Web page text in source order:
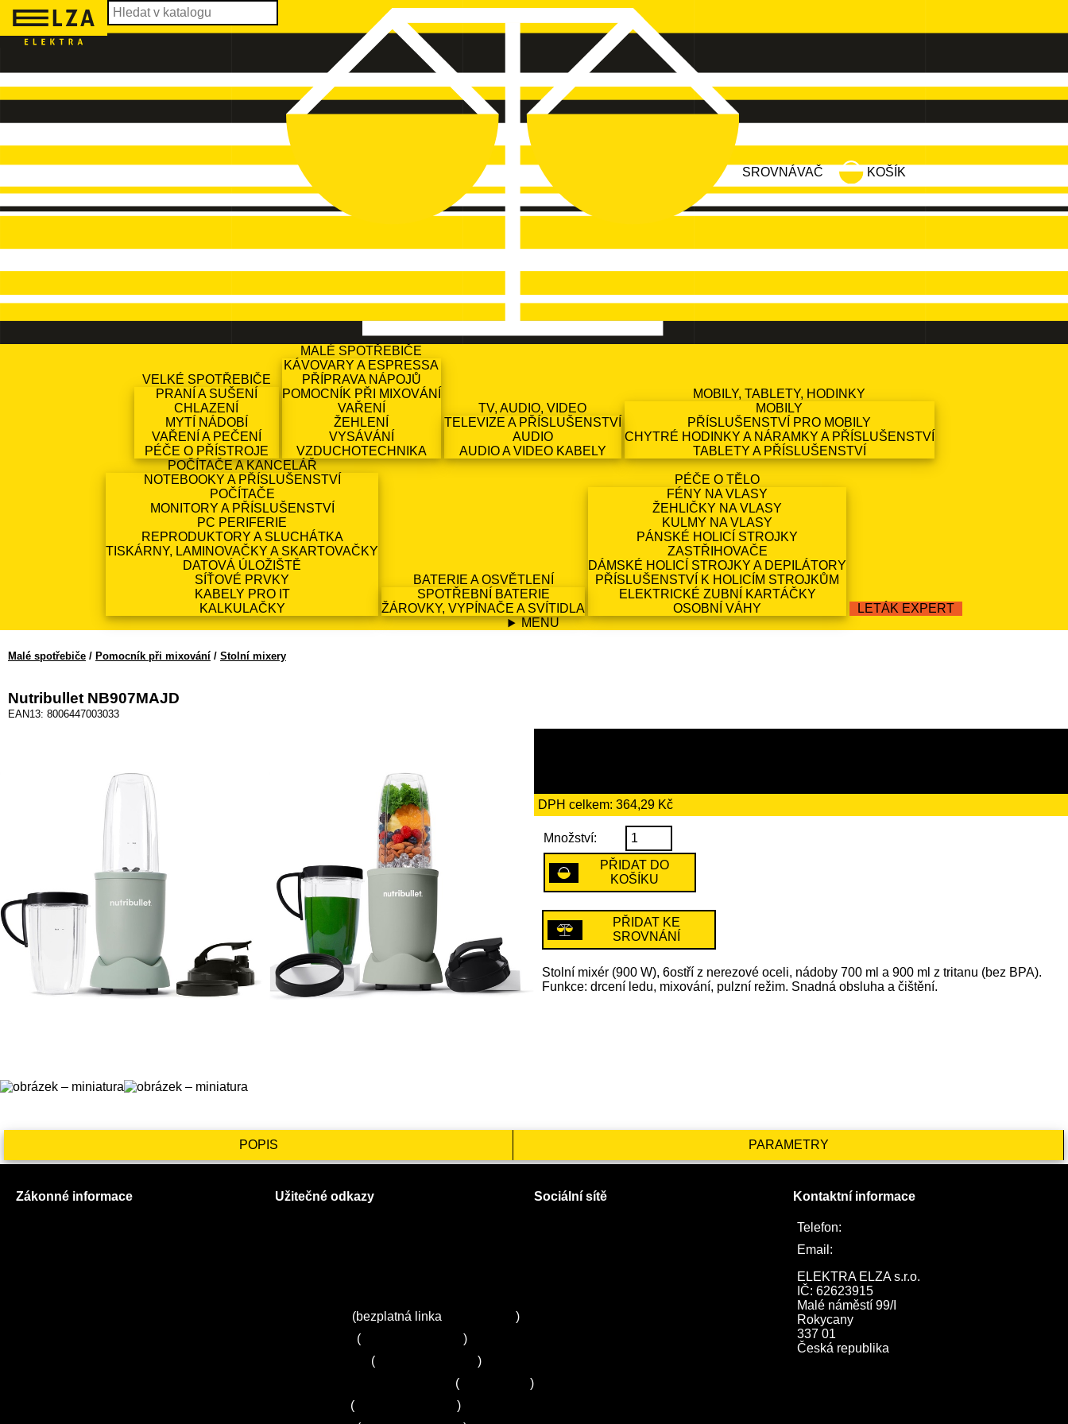
SROVNÁVAČ KOŠÍK
VELKÉ SPOTŘEBIČE
PRANÍ A SUŠENÍ
CHLAZENÍ
MYTÍ NÁDOBÍ
VAŘENÍ A PEČENÍ
PÉČE O PŘÍSTROJE
MALÉ SPOTŘEBIČE
KÁVOVARY A ESPRESSA
PŘÍPRAVA NÁPOJŮ
POMOCNÍK PŘI MIXOVÁNÍ
VAŘENÍ
ŽEHLENÍ
VYSÁVÁNÍ
VZDUCHOTECHNIKA
TV, AUDIO, VIDEO
TELEVIZE A PŘÍSLUŠENSTVÍ
AUDIO
AUDIO A VIDEO KABELY
MOBILY, TABLETY, HODINKY
MOBILY
PŘÍSLUŠENSTVÍ PRO MOBILY
CHYTRÉ HODINKY A NÁRAMKY A PŘÍSLUŠENSTVÍ
TABLETY A PŘÍSLUŠENSTVÍ
POČÍTAČE A KANCELÁŘ
NOTEBOOKY A PŘÍSLUŠENSTVÍ
POČÍTAČE
MONITORY A PŘÍSLUŠENSTVÍ
PC PERIFERIE
REPRODUKTORY A SLUCHÁTKA
TISKÁRNY, LAMINOVAČKY A SKARTOVAČKY
DATOVÁ ÚLOŽIŠTĚ
SÍŤOVÉ PRVKY
KABELY PRO IT
KALKULAČKY
BATERIE A OSVĚTLENÍ
SPOTŘEBNÍ BATERIE
ŽÁROVKY, VYPÍNAČE A SVÍTIDLA
PÉČE O TĚLO
FÉNY NA VLASY
ŽEHLIČKY NA VLASY
KULMY NA VLASY
PÁNSKÉ HOLICÍ STROJKY
ZASTŘIHOVAČE
DÁMSKÉ HOLICÍ STROJKY A DEPILÁTORY
PŘÍSLUŠENSTVÍ K HOLICÍM STROJKŮM
ELEKTRICKÉ ZUBNÍ KARTÁČKY
OSOBNÍ VÁHY
LETÁK EXPERT
MENU
Malé spotřebiče / Pomocník při mixování / Stolní mixery
Nutribullet NB907MAJD
EAN13: 8006447003033
DPH celkem: 364,29 Kč
Množství:
PŘIDAT DO
KOŠÍKU
PŘIDAT KE
SROVNÁNÍ
Stolní mixér (900 W), 6ostří z nerezové oceli, nádoby 700 ml a 900 ml z tritanu (bez BPA).
Funkce: drcení ledu, mixování, pulzní režim. Snadná obsluha a čištění.
POPIS PARAMETRY
Zákonné informace Užitečné odkazy
(bezplatná linka
)
(
)
(
)
(
)
(
)
Sociální sítě Kontaktní informace
Telefon:
Email:
ELEKTRA ELZA s.r.o.
IČ: 62623915
Malé náměstí 99/I
Rokycany
337 01
Česká republika